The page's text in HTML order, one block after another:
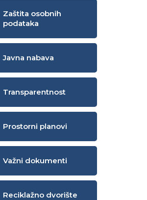
Zaštita osobnih
podataka
Javna nabava
Transparentnost
Prostorni planovi
Važni dokumenti
Reciklažno dvorište